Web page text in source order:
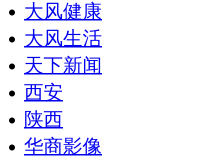
大风健康
大风生活
天下新闻
西安
陕西
华商影像